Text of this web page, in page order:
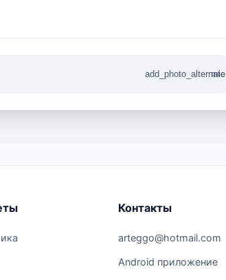
add_photo_alternate
mic
Контакты
arteggo@hotmail.com
Android приложение